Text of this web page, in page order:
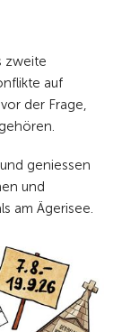
zweite
auf
der Frage,
geniessen
und
am Ägerisee.